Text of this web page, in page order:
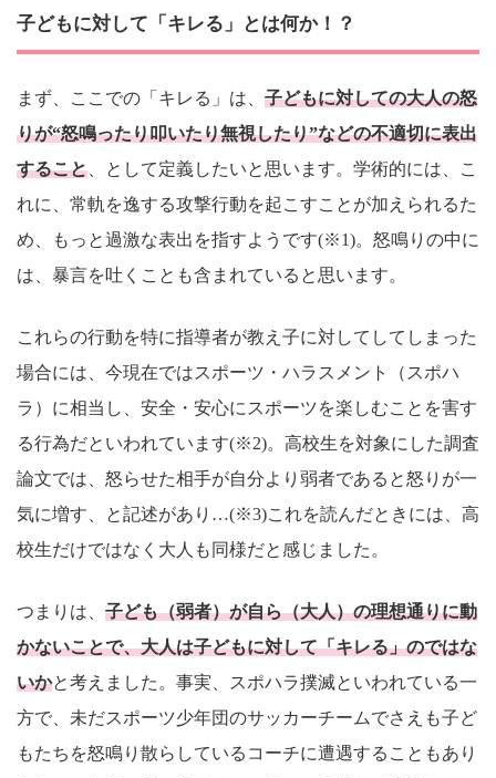
子どもに対して「キレる」とは何か！？
まず、ここでの「キレる」は、 子どもに対しての大人の怒
りが“怒鳴ったり叩いたり無視したり”などの不適切に表出
すること 、として定義したいと思います。学術的には、こ
れに、常軌を逸する攻撃行動を起こすことが加えられるた
め、もっと過激な表出を指すようです(※1)。怒鳴りの中に
は、暴言を吐くことも含まれていると思います。
これらの行動を特に指導者が教え子に対してしてしまった
場合には、今現在ではスポーツ・ハラスメント（スポハ
ラ）に相当し、安全・安心にスポーツを楽しむことを害す
る行為だといわれています(※2)。高校生を対象にした調査
論文では、怒らせた相手が自分より弱者であると怒りが一
気に増す、と記述があり…(※3)これを読んだときには、高
校生だけではなく大人も同様だと感じました。
つまりは、 子ども（弱者）が自ら（大人）の理想通りに動
かないことで、大人は子どもに対して「キレる」のではな
いかと考えました。事実、スポハラ撲滅といわれている一
方で、未だスポーツ少年団のサッカーチームでさえも子ど
もたちを怒鳴り散らしているコーチに遭遇することもあり